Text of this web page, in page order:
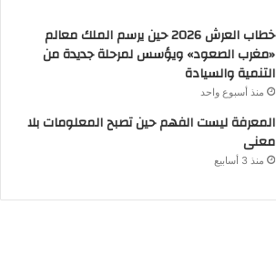
خطاب العرش 2026 حين يرسم الملك معالم
«مغرب الصعود» ويؤسس لمرحلة جديدة من
التنمية والسيادة
منذ أسبوع واحد
المعرفة ليست الفهم حين تصبح المعلومات بلا
معنى
منذ 3 أسابيع